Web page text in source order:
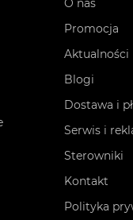
O nas
Promocja
Aktualności
Blogi
Dostawa i
Serwis i
Sterowniki
Kontakt
Polityka